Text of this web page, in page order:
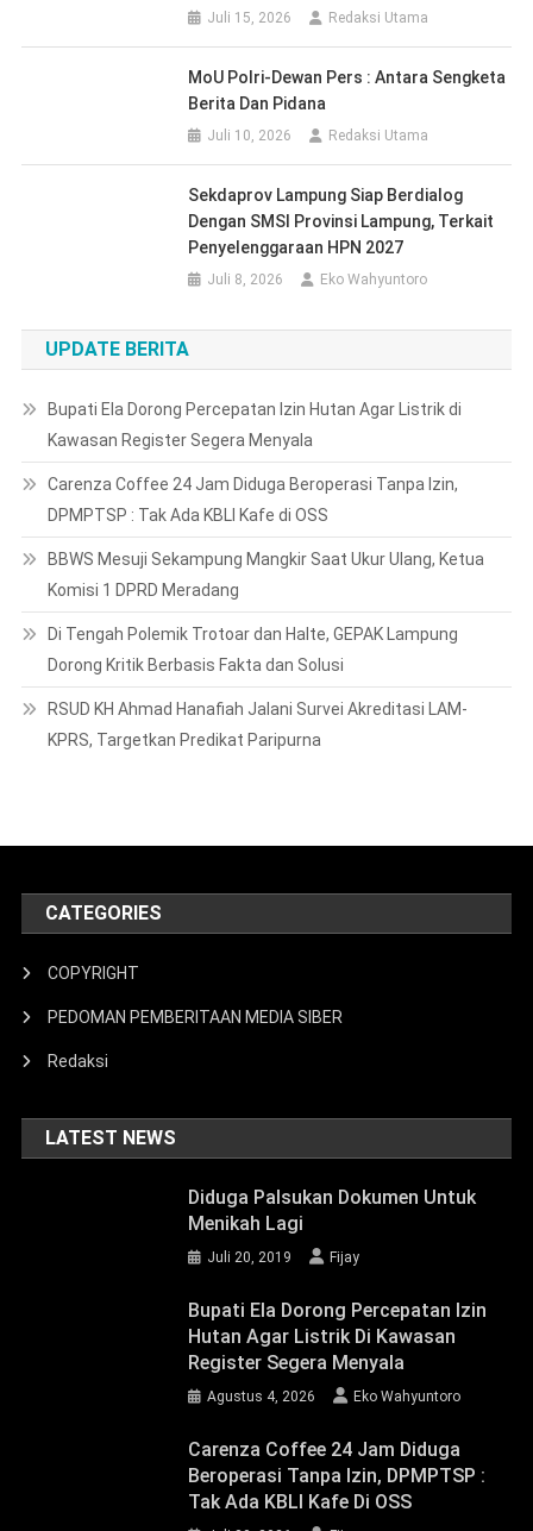
Juli 15, 2026 Redaksi Utama
MoU Polri-Dewan Pers : Antara Sengketa
Berita Dan Pidana
Juli 10, 2026 Redaksi Utama
Sekdaprov Lampung Siap Berdialog
Dengan SMSI Provinsi Lampung, Terkait
Penyelenggaraan HPN 2027
Juli 8, 2026 Eko Wahyuntoro
UPDATE BERITA
Bupati Ela Dorong Percepatan Izin Hutan Agar Listrik di
Kawasan Register Segera Menyala
Carenza Coffee 24 Jam Diduga Beroperasi Tanpa Izin,
DPMPTSP : Tak Ada KBLI Kafe di OSS
BBWS Mesuji Sekampung Mangkir Saat Ukur Ulang, Ketua
Komisi 1 DPRD Meradang
Di Tengah Polemik Trotoar dan Halte, GEPAK Lampung
Dorong Kritik Berbasis Fakta dan Solusi
RSUD KH Ahmad Hanafiah Jalani Survei Akreditasi LAM-
KPRS, Targetkan Predikat Paripurna
CATEGORIES
COPYRIGHT
PEDOMAN PEMBERITAAN MEDIA SIBER
Redaksi
LATEST NEWS
Diduga Palsukan Dokumen Untuk
Menikah Lagi
Juli 20, 2019 Fijay
Bupati Ela Dorong Percepatan Izin
Hutan Agar Listrik Di Kawasan
Register Segera Menyala
Agustus 4, 2026 Eko Wahyuntoro
Carenza Coffee 24 Jam Diduga
Beroperasi Tanpa Izin, DPMPTSP :
Tak Ada KBLI Kafe Di OSS